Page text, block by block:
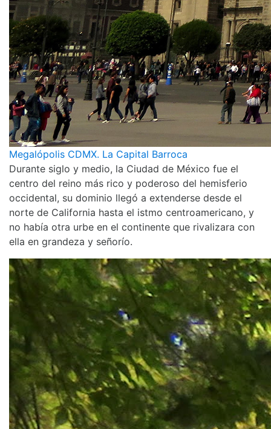
Megalópolis CDMX. La Capital Barroca
Durante siglo y medio, la Ciudad de México fue el
centro del reino más rico y poderoso del hemisferio
occidental, su dominio llegó a extenderse desde el
norte de California hasta el istmo centroamericano, y
no había otra urbe en el continente que rivalizara con
ella en grandeza y señorío.